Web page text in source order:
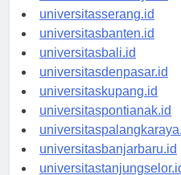
universitassurabaya.id
universitasserang.id
universitasbanten.id
universitasbali.id
universitasdenpasar.id
universitaskupang.id
universitaspontianak.id
universitasbanjarbaru.id